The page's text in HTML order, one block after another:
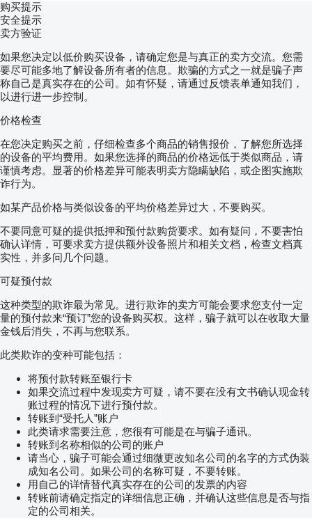
购买提示
安全提示
卖方验证
如果您决定以低价购买设备，请确定您是与真正的卖方交流。您需
要尽可能多地了解设备所有者的信息。欺骗的方式之一就是骗子声
称自己是真实存在的公司。如有怀疑，请通过反馈表单通知我们，
以进行进一步控制。
价格检查
在您决定购买之前，仔细检查多个商品的销售报价，了解您所选择
的设备的平均费用。如果您选择的商品的价格远低于类似商品，请
谨慎考虑。显著的价格差异可能表明卖方隐瞒缺陷，或企图实施欺
诈行为。
如某产品价格与类似设备的平均价格差异过大，不要购买。
不要同意可疑的提供抵押和预付款购货要求。如有疑问，不要害怕
确认详情，可要求卖方提供额外设备照片和相关文档，检查文档真
实性，并多问几个问题。
可疑预付款
这种类型的欺诈最为常见。进行欺诈的卖方可能会要求您支付一定
量的预付款来“预订”您的设备购买权。这样，骗子就可以在收取大量
金钱后消失，不再与您联系。
此类欺诈的变种可能包括：
将预付款转账至银行卡
如果交流过程中发现卖方可疑，请不要在没有文书确认现金转
账过程的情况下进行预付款。
转账到“受托人”账户
此类请求需要注意，您很有可能是在与骗子通讯。
转账到名称相似的公司的账户
请当心，骗子可能会通过细微更改知名公司的名字的方式伪装
成知名公司。如果公司的名称可疑，不要转账。
用自己的详情替代真实存在的公司的发票的内容
转账前请确定指定的详细信息正确，并确认这些信息是否与指
定的公司相关。